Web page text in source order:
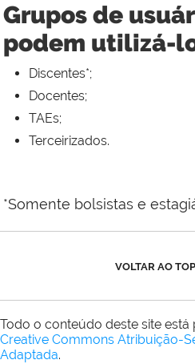
Grupos de
podem utilizá-
Discentes*;
Docentes;
TAEs;
Terceirizados.
*Somente bolsistas e
VOLTAR AO
Todo o conteúdo deste site
Creative Commons Atribuição-
Adaptada.